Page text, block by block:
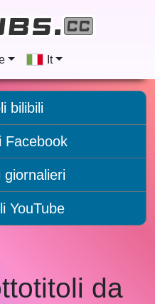
It
bilibili
giornalieri
YouTube
da